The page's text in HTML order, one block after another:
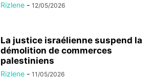
Rizlene - 12/05/2026
La justice israélienne suspend la
démolition de commerces
palestiniens
Rizlene - 11/05/2026